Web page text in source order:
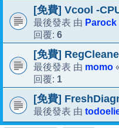
[免費] Vcool -
最後發表 由 Parock
回覆: 6
[免費]
最後發表 由 momo
回覆: 1
[免費]
最後發表 由